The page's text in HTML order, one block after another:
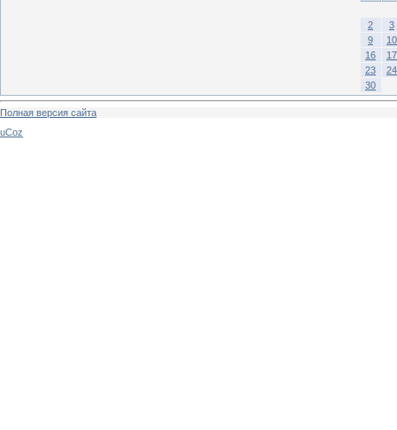
2
3
9
10
16
17
23
24
30
Полная версия сайта
uCoz